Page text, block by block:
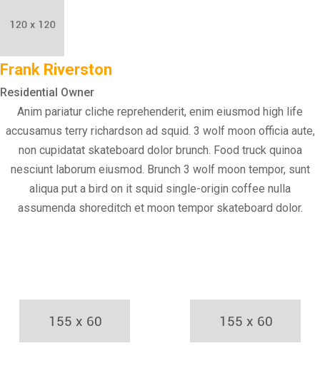
Frank Riverston
Residential Owner
Anim pariatur cliche reprehenderit, enim eiusmod high life
accusamus terry richardson ad squid. 3 wolf moon officia aute,
non cupidatat skateboard dolor brunch. Food truck quinoa
nesciunt laborum eiusmod. Brunch 3 wolf moon tempor, sunt
aliqua put a bird on it squid single-origin coffee nulla
assumenda shoreditch et moon tempor skateboard dolor.